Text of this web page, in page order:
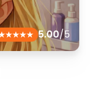
5.00/5